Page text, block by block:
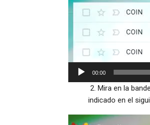
00:00
2. Mira en la
indicado en el
Reproductor